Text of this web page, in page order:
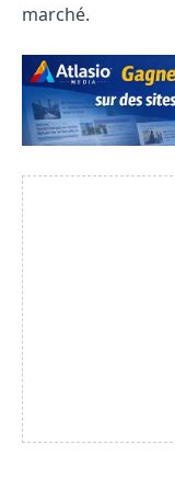
marché.